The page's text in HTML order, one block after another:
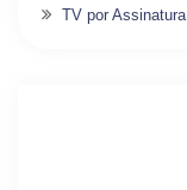
TV por Assinatura